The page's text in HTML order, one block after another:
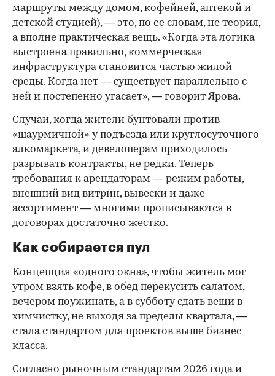
маршруты между домом, кофейней, аптекой и
детской студией), — это, по ее словам, не теория,
а вполне практическая вещь. «Когда эта логика
выстроена правильно, коммерческая
инфраструктура становится частью жилой
среды. Когда нет — существует параллельно с
ней и постепенно угасает», — говорит Ярова.
Случаи, когда жители бунтовали против
«шаурмичной» у подъезда или круглосуточного
алкомаркета, и девелоперам приходилось
разрывать контракты, не редки. Теперь
требования к арендаторам — режим работы,
внешний вид витрин, вывески и даже
ассортимент — многими прописываются в
договорах достаточно жестко.
Как собирается пул
Концепция «одного окна», чтобы житель мог
утром взять кофе, в обед перекусить салатом,
вечером поужинать, а в субботу сдать вещи в
химчистку, не выходя за пределы квартала, —
стала стандартом для проектов выше бизнес-
класса.
Согласно рыночным стандартам 2026 года и